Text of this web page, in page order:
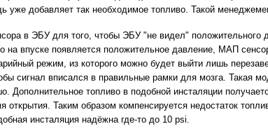
уже добавляет так необходимое топливо. Такой
в ЭБУ для того, чтобы ЭБУ "не видел" положительного
на впуске появляется положительное давление, МАП
режим, из которого можно будет выйти лишь
сигнал вписался в правильные рамки для мозга. Такая
Дополнительное топливо в подобной инсталяции
Таким образом компенсируется недостаток
инсталяция надёжна где-то до 10 psi.